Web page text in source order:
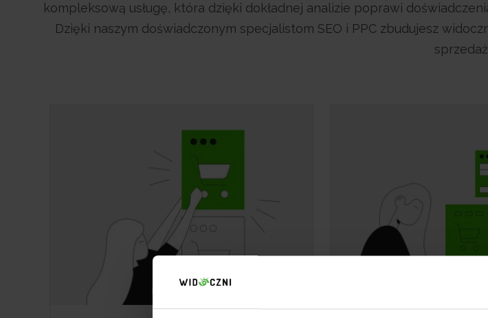
kompleksową usługę, która dzięki dokładnej analizie poprawi
Dzięki naszym doświadczonym specjalistom SEO i PPC zbudujesz